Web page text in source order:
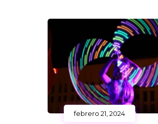
febrero 21, 2024